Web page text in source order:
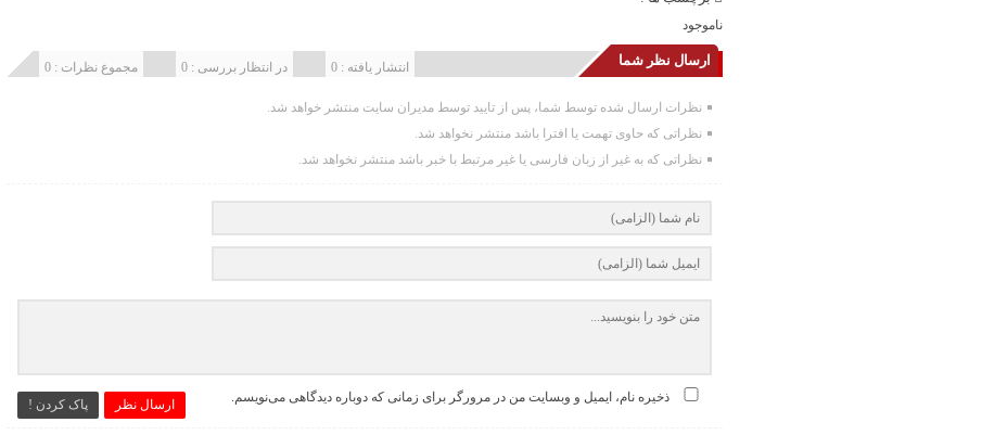
ناموجود
ارسال نظر شما مجموع نظرات : 0 در انتظار بررسی : 0 انتشار یافته : 0
نظرات ارسال شده توسط شما، پس از تایید توسط مدیران سایت منتشر خواهد شد.
نظراتی که حاوی تهمت یا افترا باشد منتشر نخواهد شد.
نظراتی که به غیر از زبان فارسی یا غیر مرتبط با خبر باشد منتشر نخواهد شد.
ارسال نظر پاک کردن ! ذخیره نام، ایمیل و وبسایت من در مرورگر برای زمانی که دوباره دیدگاهی می‌نویسم.